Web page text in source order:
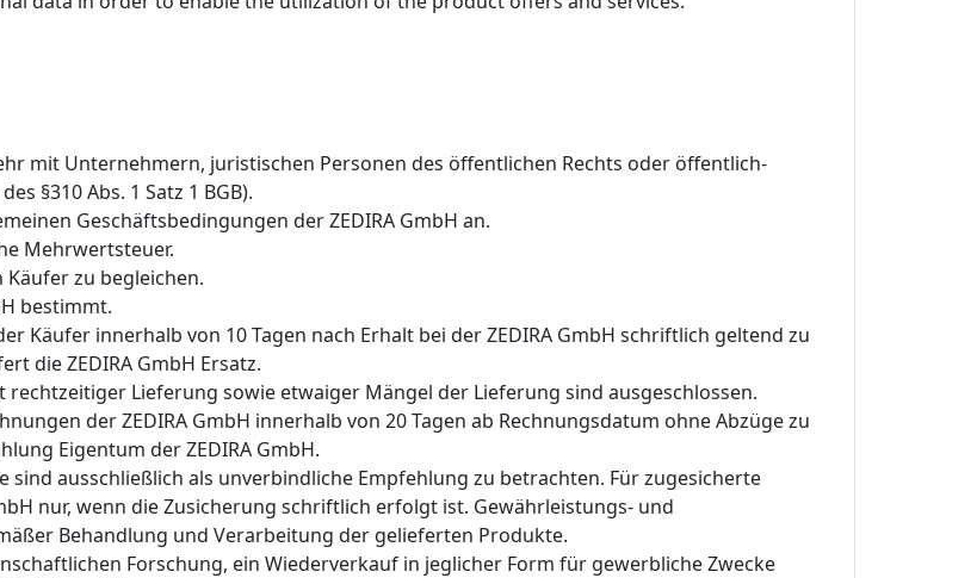
mit Unternehmern, juristischen Personen des öffentlichen Rechts oder öffentlich-
§310 Abs. 1 Satz 1 BGB).
Geschäftsbedingungen der ZEDIRA GmbH an.
Mehrwertsteuer.
zu begleichen.
bestimmt.
Käufer innerhalb von 10 Tagen nach Erhalt bei der ZEDIRA GmbH schriftlich geltend zu
die ZEDIRA GmbH Ersatz.
Lieferung sowie etwaiger Mängel der Lieferung sind ausgeschlossen.
der ZEDIRA GmbH innerhalb von 20 Tagen ab Rechnungsdatum ohne Abzüge zu
Eigentum der ZEDIRA GmbH.
ausschließlich als unverbindliche Empfehlung zu betrachten. Für zugesicherte
nur, wenn die Zusicherung schriftlich erfolgt ist. Gewährleistungs- und
Behandlung und Verarbeitung der gelieferten Produkte.
Forschung, ein Wiederverkauf in jeglicher Form für gewerbliche Zwecke